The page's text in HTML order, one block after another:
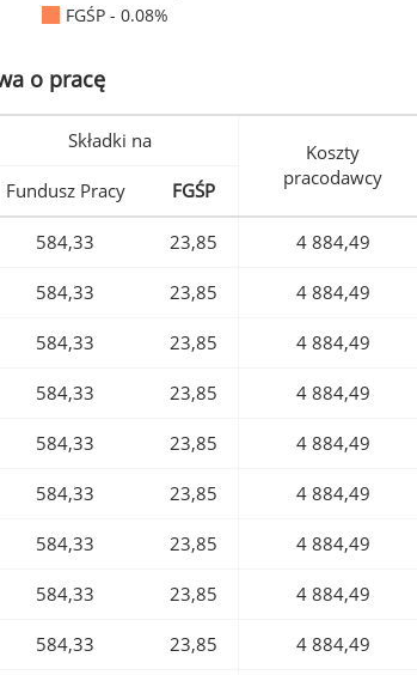
FGŚP - 0.08%
o pracę
Składki na
Koszty
pracodawcy
Fundusz Pracy FGŚP
584,33 23,85 4 884,49
584,33 23,85 4 884,49
584,33 23,85 4 884,49
584,33 23,85 4 884,49
584,33 23,85 4 884,49
584,33 23,85 4 884,49
584,33 23,85 4 884,49
584,33 23,85 4 884,49
584,33 23,85 4 884,49